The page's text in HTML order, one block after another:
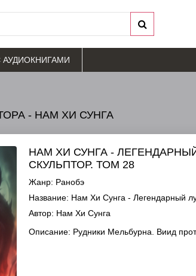
- НАМ ХИ СУНГА
НАМ ХИ СУНГА -
СКУЛЬПТОР. ТОМ 28
Жанр: Ранобэ
Название: Нам Хи Сунга - Легендарный
Автор: Нам Хи Сунга
Описание: Рудники Мельбурна. Виид
АУДИОКНИГАМИ